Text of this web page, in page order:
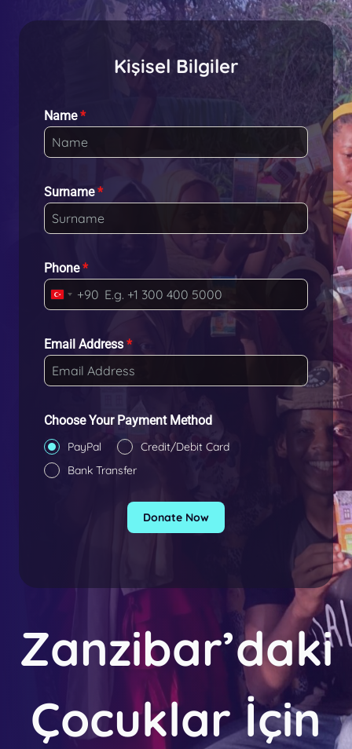
Kişisel Bilgiler
Name*
Surname*
Phone*
T
r
k
e
+
0
+90
Email Address *
Choose Your Payment Method
PayPal
Credit/Debit Card
Bank Transfer
Donate Now
Zanzibar’daki
Çocuklar İçin